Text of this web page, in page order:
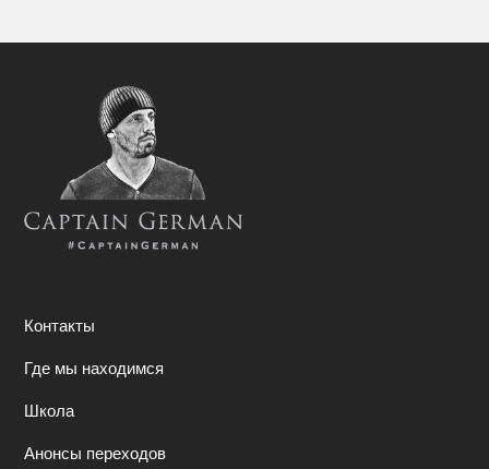
Контакты
Где мы находимся
Школа
Анонсы переходов